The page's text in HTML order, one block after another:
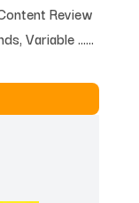
Review
Variable ...